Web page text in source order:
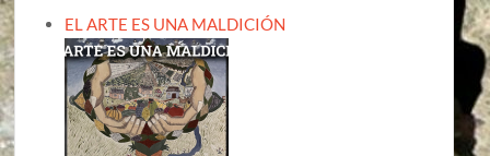
EL ARTE ES UNA MALDICIÓN